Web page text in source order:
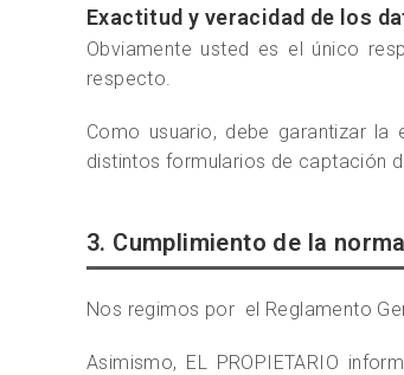
Exactitud y veracidad de los
Obviamente usted es el único
respecto.
Como usuario, debe garantizar
distintos formularios de captación
3. Cumplimiento de la
Nos regimos por el Reglamento
Asimismo, EL PROPIETARIO